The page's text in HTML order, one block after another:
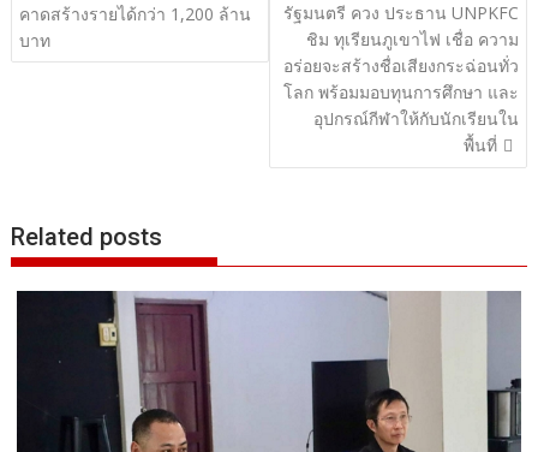
คาดสร้างรายได้กว่า 1,200 ล้าน
บาท
รัฐมนตรี ควง ประธาน UNPKFC
ชิม ทุเรียนภูเขาไฟ เชื่อ ความ
อร่อยจะสร้างชื่อเสียงกระฉ่อนทั่ว
โลก พร้อมมอบทุนการศึกษา และ
อุปกรณ์กีฬาให้กับนักเรียนใน
พื้นที่
Related posts